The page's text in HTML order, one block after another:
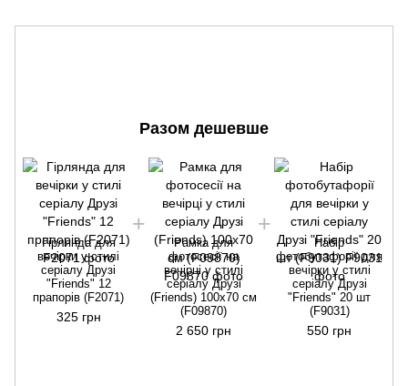
Разом дешевше
Гірлянда для
вечірки у стилі
серіалу Друзі
"Friends" 12
прапорів (F2071)
325 грн
Рамка для
фотосесії на
вечірці у стилі
серіалу Друзі
(Friends) 100х70 см
(F09870)
2 650 грн
Набір
фотобутафорії для
вечірки у стилі
серіалу Друзі
"Friends" 20 шт
(F9031)
550 грн